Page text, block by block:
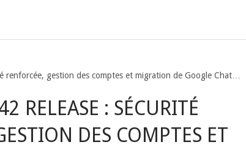
renforcée, gestion des comptes et migration de Google Chat…
RELEASE : SÉCURITÉ
DES COMPTES ET